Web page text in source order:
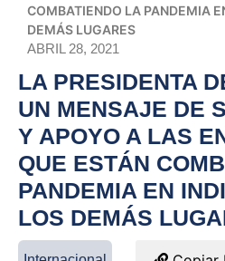
COMBATIENDO LA PANDEMIA
DEMÁS LUGARES
ABRIL 28, 2021
LA PRESIDENTA
UN MENSAJE DE
Y APOYO A LAS
QUE ESTÁN
PANDEMIA EN
LOS DEMÁS